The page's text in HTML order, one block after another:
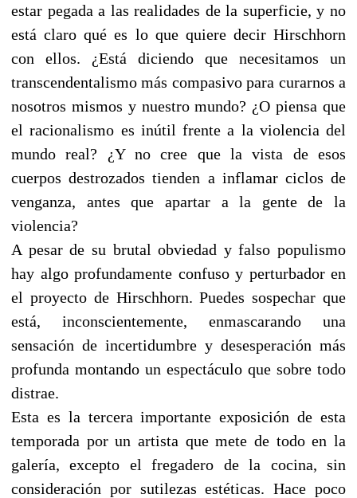
estar pegada a las realidades de la superficie, y no
está claro qué es lo que quiere decir Hirschhorn
con ellos. ¿Está diciendo que necesitamos un
transcendentalismo más compasivo para curarnos a
nosotros mismos y nuestro mundo? ¿O piensa que
el racionalismo es inútil frente a la violencia del
mundo real? ¿Y no cree que la vista de esos
cuerpos destrozados tienden a inflamar ciclos de
venganza, antes que apartar a la gente de la
violencia?
A pesar de su brutal obviedad y falso populismo
hay algo profundamente confuso y perturbador en
el proyecto de Hirschhorn. Puedes sospechar que
está, inconscientemente, enmascarando una
sensación de incertidumbre y desesperación más
profunda montando un espectáculo que sobre todo
distrae.
Esta es la tercera importante exposición de esta
temporada por un artista que mete de todo en la
galería, excepto el fregadero de la cocina, sin
consideración por sutilezas estéticas. Hace poco